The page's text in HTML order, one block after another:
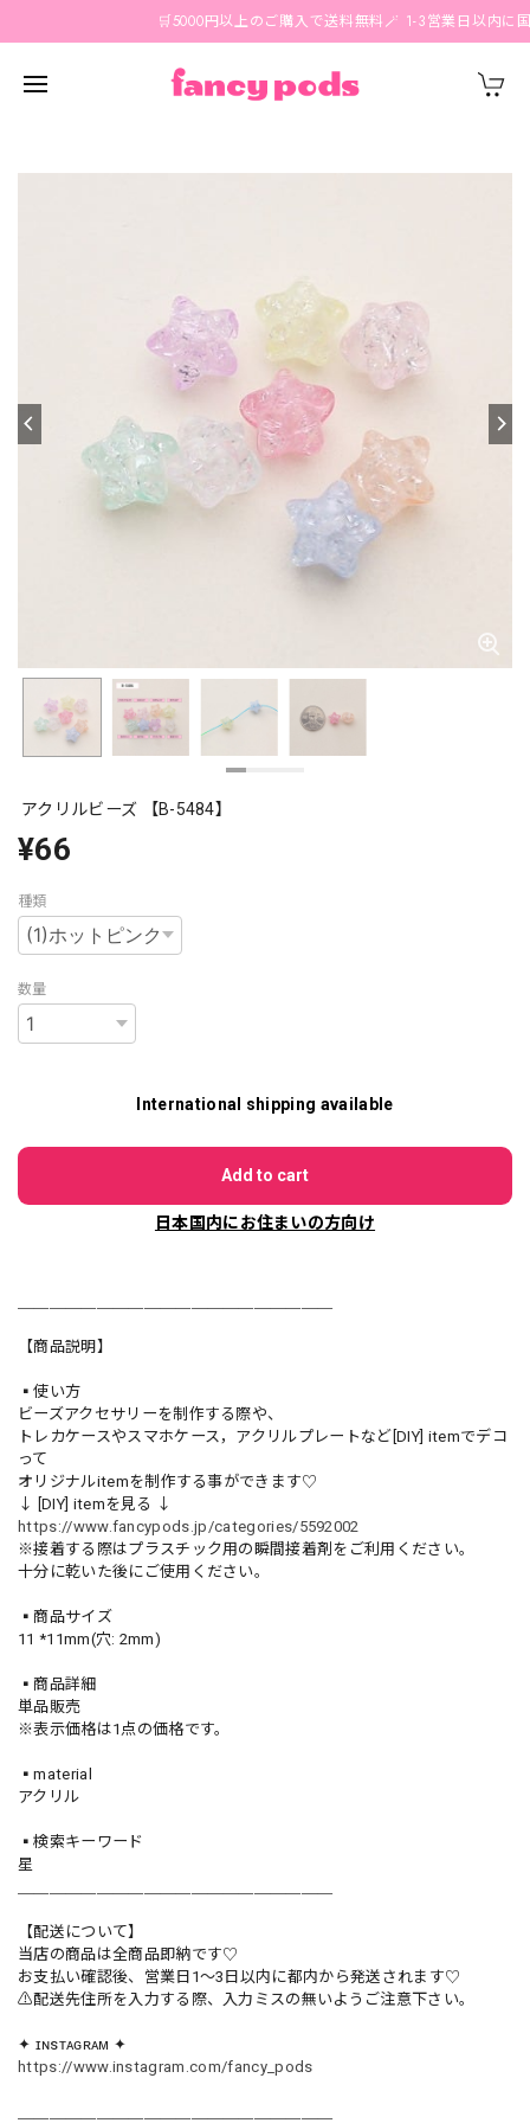
🛒5000円以上のご購入で送料無料🪄 1-3営業日以内に国
アクリルビーズ 【B-5484】
¥66
種類
数量
International shipping available
Add to cart
日本国内にお住まいの方向け
【商品説明】
▪️使い方
ビーズアクセサリーを制作する際や、
トレカケースやスマホケース，アクリルプレートなど[DIY] itemでデコ
って
オリジナルitemを制作する事ができます♡
↓ [DIY] itemを見る ↓
https://www.fancypods.jp/categories/5592002
※接着する際はプラスチック用の瞬間接着剤をご利用ください。
十分に乾いた後にご使用ください。
▪️商品サイズ
11 *11mm(穴: 2mm)
▪️商品詳細
単品販売
※表示価格は1点の価格です。
▪️material
アクリル
▪️検索キーワード
星
【配送について】
当店の商品は全商品即納です♡︎
お支払い確認後、営業日1〜3日以内に都内から発送されます♡
⚠︎配送先住所を入力する際、入力ミスの無いようご注意下さい。
✦ ɪɴsᴛᴀɢʀᴀᴍ ✦
https://www.instagram.com/fancy_pods